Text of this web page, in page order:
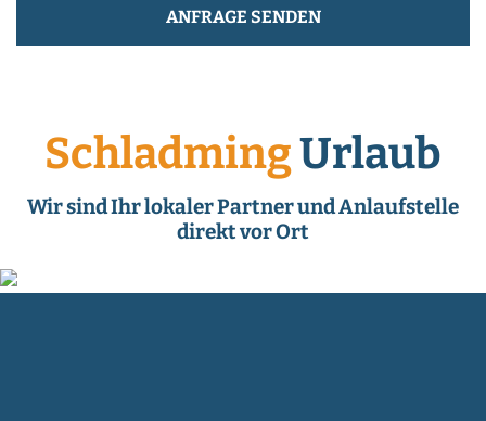
SchladmingUrlaub
Wir sind Ihr lokaler Partner und Anlaufstelle
direkt vor Ort